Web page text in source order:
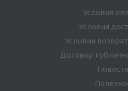
Условия
Условия
Условия
Договор
Новости